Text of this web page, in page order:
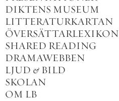
DIKTENS MUSEUM
LITTERATURKARTAN
ÖVERSÄTTARLEXIKON
SHARED READING
DRAMAWEBBEN
LJUD & BILD
SKOLAN
OM LB